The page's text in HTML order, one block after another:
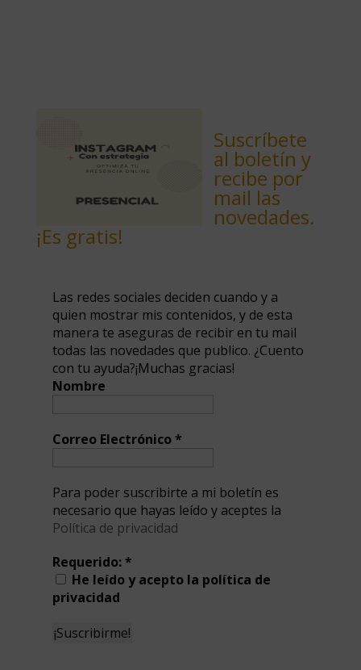
Suscríbete
al boletín y
recibe por
mail las
novedades.
¡Es gratis!
Las redes sociales deciden cuando y a
quien mostrar mis contenidos, y de esta
manera te aseguras de recibir en tu mail
todas las novedades que publico. ¿Cuento
con tu ayuda?¡Muchas gracias!
Nombre
Correo Electrónico*
Para poder suscribirte a mi boletín es
necesario que hayas leído y aceptes la
Política de privacidad
Requerido:*
He leído y acepto la política de
privacidad